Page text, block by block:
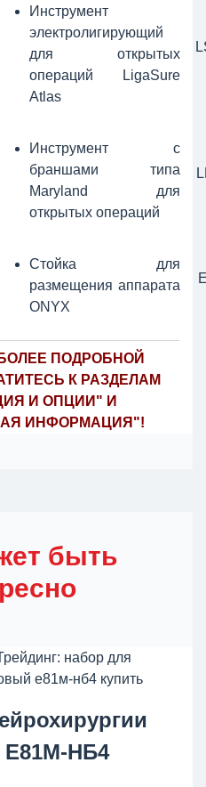
Инструмент
электролигирующий
для открытых
операций LigaSure
Atlas
Инструмент с
браншами типа
Maryland для
открытых операций
Стойка для
размещения аппарата
ONYX
ПОДРОБНОЙ
К РАЗДЕЛАМ
И ОПЦИИ" И
ИНФОРМАЦИЯ"!
быть
Е81М-НБ4